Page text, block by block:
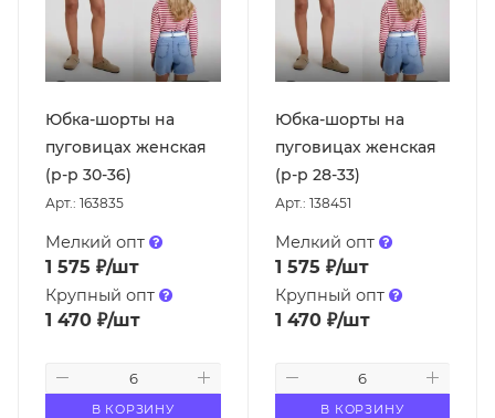
Юбка-шорты на
пуговицах женская
(р-р 30-36)
Арт.: 163835
Мелкий опт
1 575 ₽/шт
Крупный опт
1 470 ₽/шт
В КОРЗИНУ
Юбка-шорты на
пуговицах женская
(р-р 28-33)
Арт.: 138451
Мелкий опт
1 575 ₽/шт
Крупный опт
1 470₽/шт
В КОРЗИНУ